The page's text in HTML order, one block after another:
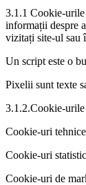
3.1.1 Cookie-urile
informații despre
vizitați site-ul sau
Un script este o
Pixelii sunt texte
3.1.2.Cookie-urile
Cookie-uri
Cookie-uri
Cookie-uri de